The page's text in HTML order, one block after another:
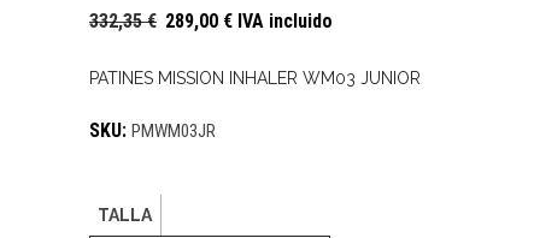
332,35€ 289,00 € IVA incluido
PATINES MISSION INHALER WM03 JUNIOR
SKU: PMWM03JR
TALLA